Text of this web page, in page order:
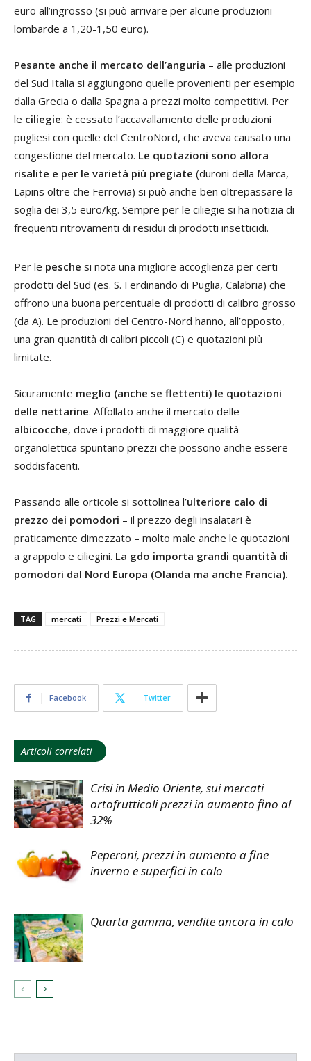
euro all’ingrosso (si può arrivare per alcune produzioni
lombarde a 1,20-1,50 euro).
Pesante anche il mercato dell’anguria – alle produzioni
del Sud Italia si aggiungono quelle provenienti per esempio
dalla Grecia o dalla Spagna a prezzi molto competitivi. Per
le ciliegie: è cessato l’accavallamento delle produzioni
pugliesi con quelle del CentroNord, che aveva causato una
congestione del mercato. Le quotazioni sono allora
risalite e per le varietà più pregiate (duroni della Marca,
Lapins oltre che Ferrovia) si può anche ben oltrepassare la
soglia dei 3,5 euro/kg. Sempre per le ciliegie si ha notizia di
frequenti ritrovamenti di residui di prodotti insetticidi.
Per le pesche si nota una migliore accoglienza per certi
prodotti del Sud (es. S. Ferdinando di Puglia, Calabria) che
offrono una buona percentuale di prodotti di calibro grosso
(da A). Le produzioni del Centro-Nord hanno, all’opposto,
una gran quantità di calibri piccoli (C) e quotazioni più
limitate.
Sicuramente meglio (anche se flettenti) le quotazioni
delle nettarine. Affollato anche il mercato delle
albicocche, dove i prodotti di maggiore qualità
organolettica spuntano prezzi che possono anche essere
soddisfacenti.
Passando alle orticole si sottolinea l’ulteriore calo di
prezzo dei pomodori – il prezzo degli insalatari è
praticamente dimezzato – molto male anche le quotazioni
a grappolo e ciliegini. La gdo importa grandi quantità di
pomodori dal Nord Europa (Olanda ma anche Francia).
TAG mercati Prezzi e Mercati
Facebook Twitter
Articoli correlati
Crisi in Medio Oriente, sui mercati
ortofrutticoli prezzi in aumento fino al
32%
Peperoni, prezzi in aumento a fine
inverno e superfici in calo
Quarta gamma, vendite ancora in calo